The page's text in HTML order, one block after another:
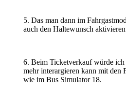
5. Das man dann im
auch den Haltewunsch
6. Beim Ticketverkauf würde
mehr interargieren kann mit den
wie im Bus Simulator 18.